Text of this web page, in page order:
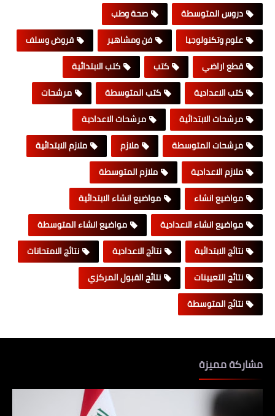
دروس المتوسطة
صحة وطب
علوم وتكنولوجيا
فن ومشاهير
قروض وسلف
قطع اراضي
كتب
كتب الابتدائية
كتب الاعدادية
كتب المتوسطة
مرشحات
مرشحات الابتدائية
مرشحات الاعدادية
مرشحات المتوسطة
ملازم
ملازم الابتدائية
ملازم الاعدادية
ملازم المتوسطة
مواضيع انشاء
مواضيع انشاء الابتدائية
مواضيع انشاء الاعدادية
مواضيع انشاء المتوسطة
نتائج الابتدائية
نتائج الاعدادية
نتائج الامتحانات
نتائج التعيينات
نتائج القبول المركزي
نتائج المتوسطة
مشاركة مميزة